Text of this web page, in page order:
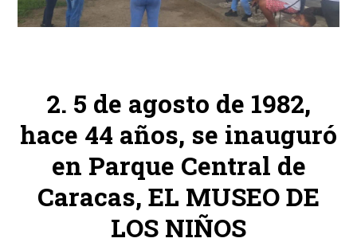
5 de agosto de 1982,
hace 44 años, se inauguró
en Parque Central de
Caracas, EL MUSEO DE
LOS NIÑOS